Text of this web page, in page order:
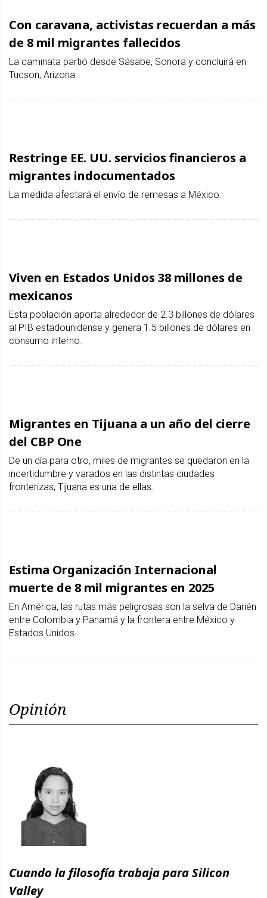
Con caravana, activistas recuerdan a más
de 8 mil migrantes fallecidos
La caminata partió desde Sásabe, Sonora y concluirá en
Tucson, Arizona.
Restringe EE. UU. servicios financieros a
migrantes indocumentados
La medida afectará el envío de remesas a México.
Viven en Estados Unidos 38 millones de
mexicanos
Esta población aporta alrededor de 2.3 billones de dólares
al PIB estadounidense y genera 1.5 billones de dólares en
consumo interno.
Migrantes en Tijuana a un año del cierre
del CBP One
De un día para otro, miles de migrantes se quedaron en la
incertidumbre y varados en las distintas ciudades
fronterizas; Tijuana es una de ellas.
Estima Organización Internacional
muerte de 8 mil migrantes en 2025
En América, las rutas más peligrosas son la selva de Darién
entre Colombia y Panamá y la frontera entre México y
Estados Unidos.
Opinión
Cuando la filosofía trabaja para Silicon
Valley